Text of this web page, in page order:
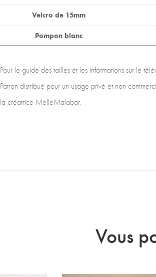
Velcro de 15mm
Pompon blanc
Pour le guide des tailles et les informations sur le
Patron distribué pour un usage privé et non
la créatrice MelleMalabar.
Vous